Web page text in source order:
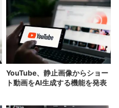
YouTube、静止画像からショー
ト動画をAI生成する機能を発表